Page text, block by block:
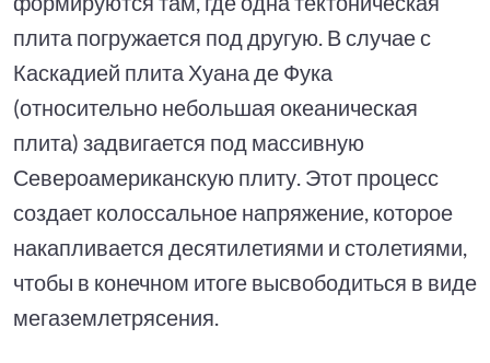
плита погружается под другую. В случае с
Каскадией плита Хуана де Фука
(относительно небольшая океаническая
плита) задвигается под массивную
Североамериканскую плиту. Этот процесс
создает колоссальное напряжение, которое
накапливается десятилетиями и столетиями,
чтобы в конечном итоге высвободиться в виде
мегаземлетрясения.